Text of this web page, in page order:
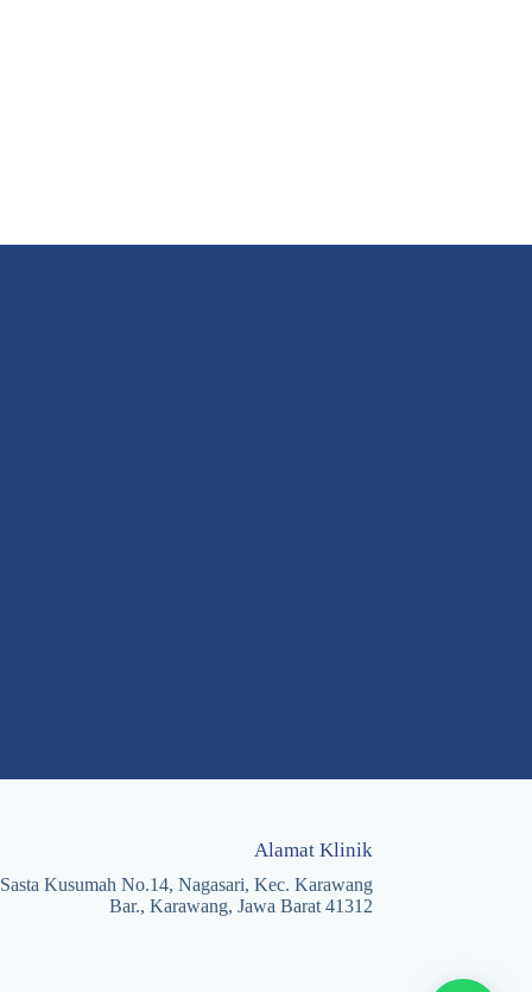
Alamat Klinik
Kusumah No.14, Nagasari, Kec. Karawang
Bar., Karawang, Jawa Barat 41312